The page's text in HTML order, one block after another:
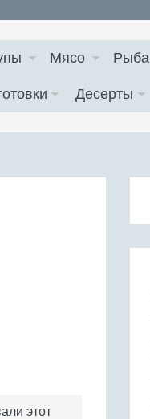
Мясо Рыба
Десерты
этот